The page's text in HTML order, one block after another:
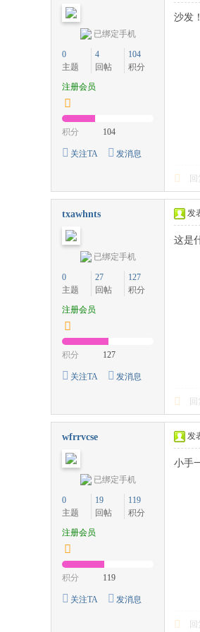
已绑定手机
0
主题
4
回帖
104
积分
注册会员
积分 104
关注TA 发消息
沙发
回
txawhnts
已绑定手机
0
主题
27
回帖
127
积分
注册会员
积分 127
关注TA 发消息
发
这是
回
wfrrvcse
已绑定手机
0
主题
19
回帖
119
积分
注册会员
积分 119
关注TA 发消息
发
小手
回